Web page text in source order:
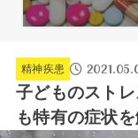
精神疾患
子どものスト
も特有の症状